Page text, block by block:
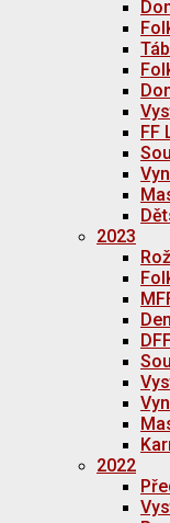
FF
2023
2022